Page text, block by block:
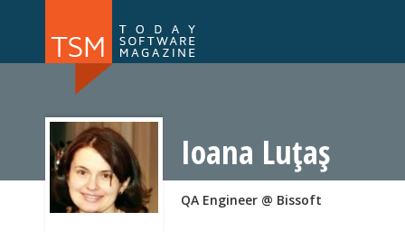
NOU
Ioana Luțaș
QA Engineer @ Bissoft